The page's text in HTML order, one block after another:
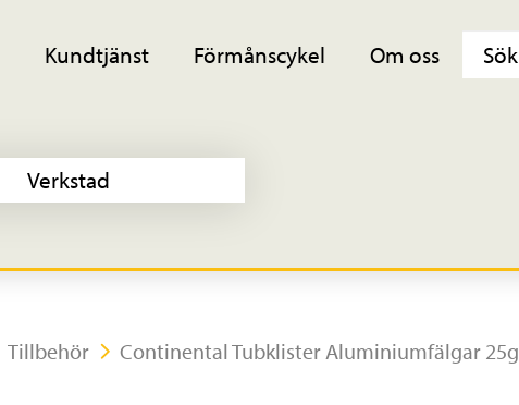
Kundtjänst Förmånscykel Om oss
Verkstad
Tillbehör Continental Tubklister Aluminiumfälgar 25g